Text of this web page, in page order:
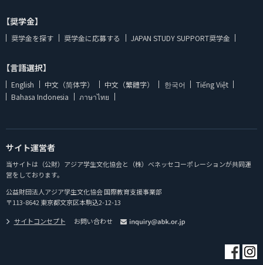
【奨学金】
奨学金を探す 奨学金に応募する JAPAN STUDY SUPPORT奨学金
【言語選択】
English 中文（简体字） 中文（繁體字） 한국어
Tiếng Việt
Bahasa Indonesia
ภาษาไทย
サイト運営者
当サイトは（公財）アジア学生文化協会と（株）ベネッセコーポレーションが共同運
営をしております。
公益財団法人アジア学生文化協会 国際教育支援事業部
〒113-8642 東京都文京区本駒込2-12-13
サイトコンセプト
お問い合わせ